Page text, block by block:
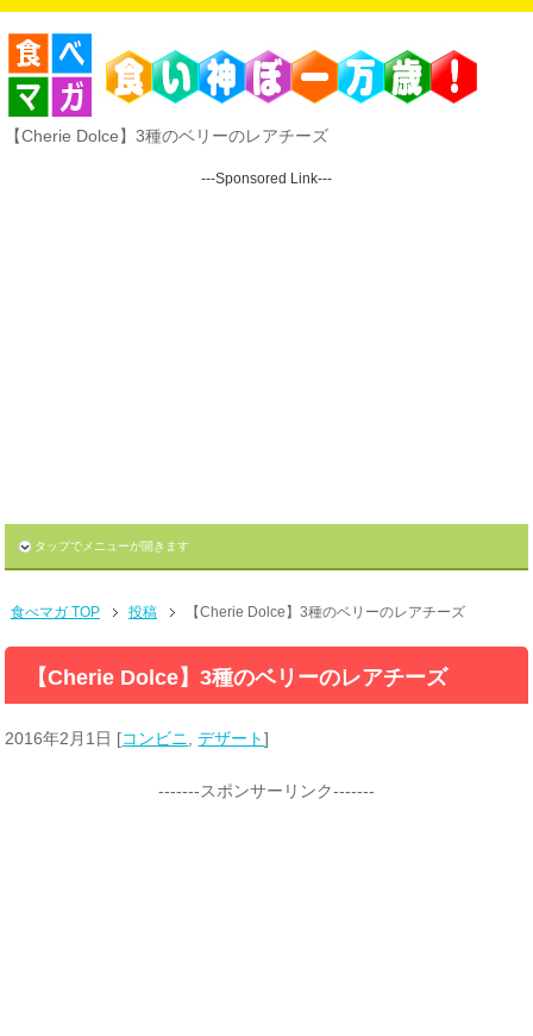
【Cherie Dolce】3種のベリーのレアチーズ
---Sponsored Link---
タップでメニューが開きます
食べマガ TOP 投稿 【Cherie Dolce】3種のベリーのレアチーズ
【Cherie Dolce】3種のベリーのレアチーズ
2016年2月1日 [コンビニ ,デザート]
-------スポンサーリンク-------